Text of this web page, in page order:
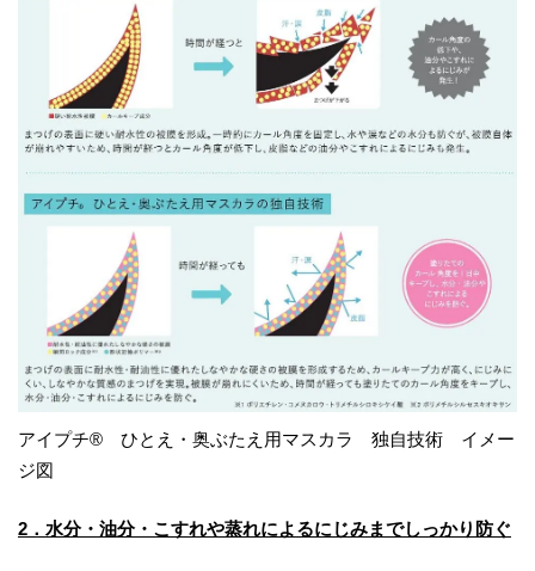
アイプチ® ひとえ・奥ぶたえ用マスカラ 独自技術 イメー
ジ図
2 ． 水分・油分・こすれや蒸れによるにじみまでしっかり防ぐ